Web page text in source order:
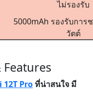
ไม่รองรับ
5000mAh รองรับการ
วัตต์
Features
Proที่น่าสนใจ มี